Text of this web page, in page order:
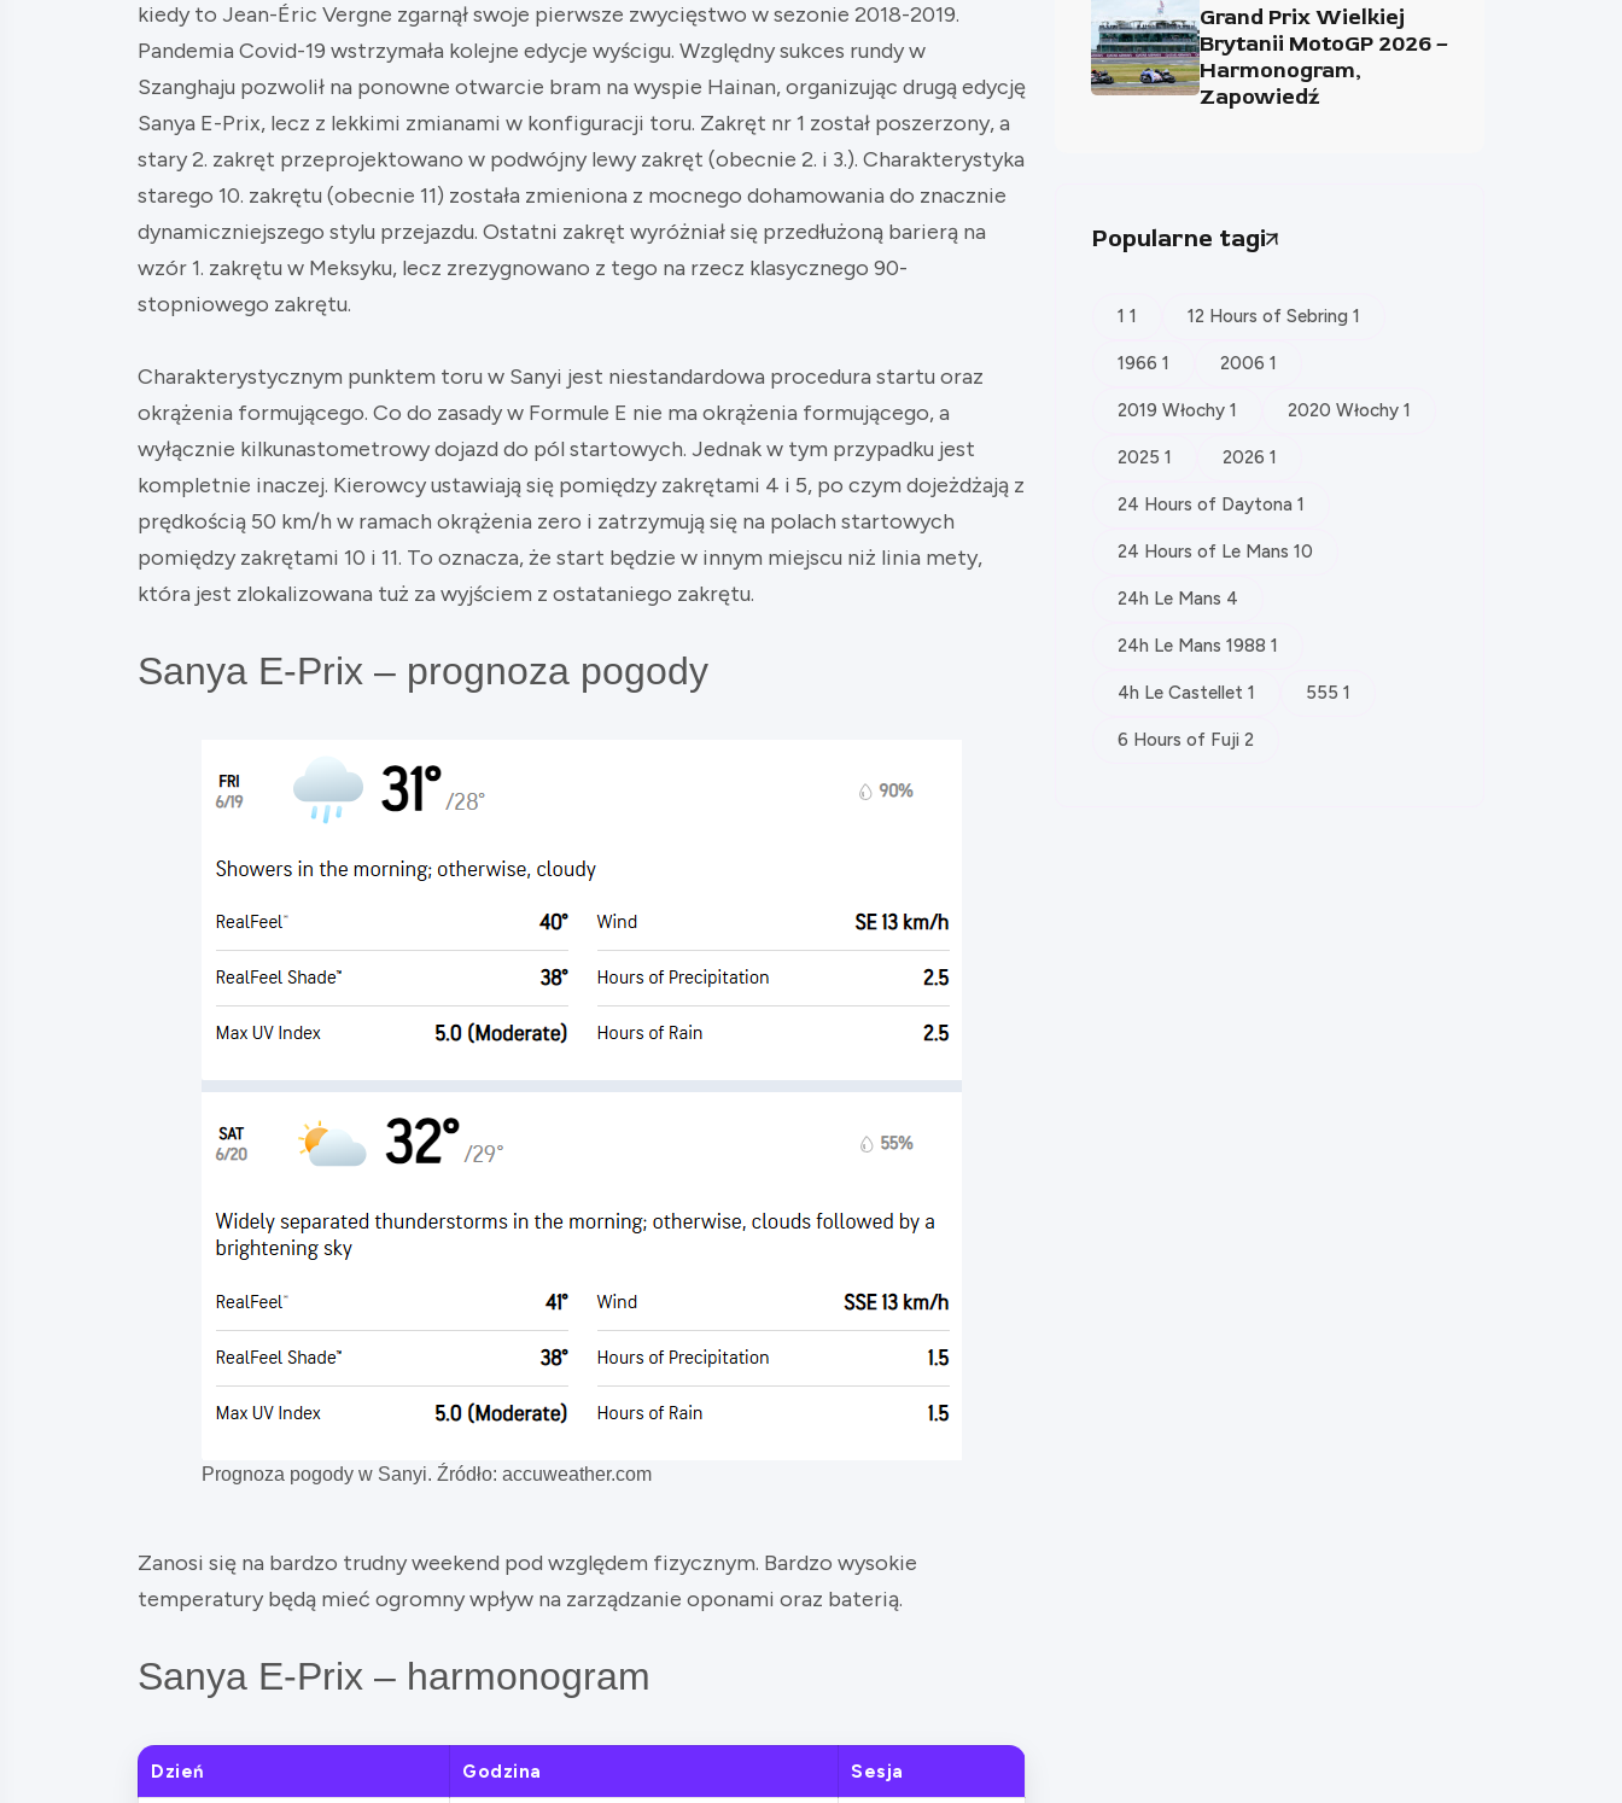
kiedy to Jean-Éric Vergne zgarnął swoje pierwsze zwycięstwo w sezonie 2018-2019.
Pandemia Covid-19 wstrzymała kolejne edycje wyścigu. Względny sukces rundy w
Szanghaju pozwolił na ponowne otwarcie bram na wyspie Hainan, organizując drugą edycję
Sanya E-Prix, lecz z lekkimi zmianami w konfiguracji toru. Zakręt nr 1 został poszerzony, a
stary 2. zakręt przeprojektowano w podwójny lewy zakręt (obecnie 2. i 3.). Charakterystyka
starego 10. zakrętu (obecnie 11) została zmieniona z mocnego dohamowania do znacznie
dynamiczniejszego stylu przejazdu. Ostatni zakręt wyróżniał się przedłużoną barierą na
wzór 1. zakrętu w Meksyku, lecz zrezygnowano z tego na rzecz klasycznego 90-
stopniowego zakrętu.
Charakterystycznym punktem toru w Sanyi jest niestandardowa procedura startu oraz
okrążenia formującego. Co do zasady w Formule E nie ma okrążenia formującego, a
wyłącznie kilkunastometrowy dojazd do pól startowych. Jednak w tym przypadku jest
kompletnie inaczej. Kierowcy ustawiają się pomiędzy zakrętami 4 i 5, po czym dojeżdżają z
prędkością 50 km/h w ramach okrążenia zero i zatrzymują się na polach startowych
pomiędzy zakrętami 10 i 11. To oznacza, że start będzie w innym miejscu niż linia mety,
która jest zlokalizowana tuż za wyjściem z ostataniego zakrętu.
Sanya E-Prix – prognoza pogody
Prognoza pogody w Sanyi. Źródło: accuweather.com
Zanosi się na bardzo trudny weekend pod względem fizycznym. Bardzo wysokie
temperatury będą mieć ogromny wpływ na zarządzanie oponami oraz baterią.
Sanya E-Prix – harmonogram
Dzień Godzina Sesja
Grand Prix Wielkiej
Brytanii MotoGP 2026 –
Harmonogram,
Zapowiedź
Popularne tagi
1 1 12 Hours of Sebring 1
1966 1 2006 1
2019 Włochy 1 2020 Włochy 1
2025 1 2026 1
24 Hours of Daytona 1
24 Hours of Le Mans 10
24h Le Mans 4
24h Le Mans 1988 1
4h Le Castellet 1 555 1
6 Hours of Fuji 2